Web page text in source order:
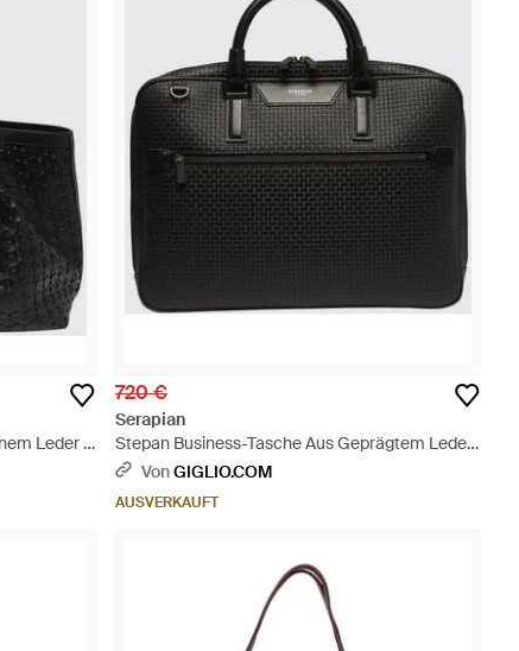
Leder -
720 €
Serapian
Stepan Business-Tasche Aus Geprägtem Leder
- Schwarz
VonGIGLIO.COM
AUSVERKAUFT